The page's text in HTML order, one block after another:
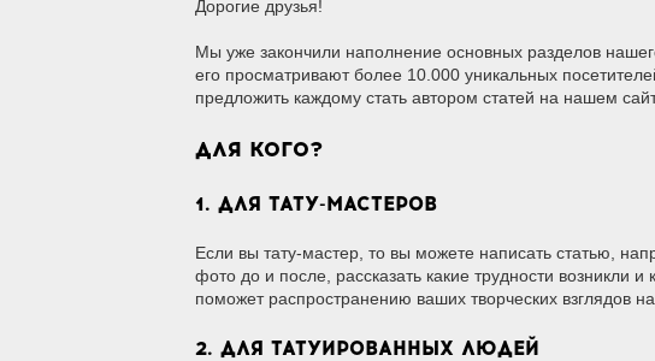
Дорогие друзья!
Мы уже закончили наполнение основных разделов
его просматривают более 10.000 уникальных
предложить каждому стать автором статей на нашем
ДЛЯ КОГО?
1. ДЛЯ ТАТУ-МАСТЕРОВ
Если вы тату-мастер, то вы можете написать статью,
фото до и после, рассказать какие трудности возникли
поможет распространению ваших творческих взглядов
2. ДЛЯ ТАТУИРОВАННЫХ ЛЮДЕЙ